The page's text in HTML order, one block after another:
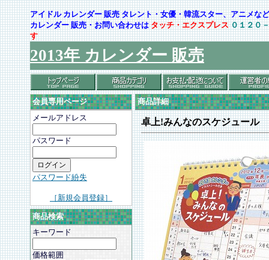
アイドル カレンダー 販売 タレント・女優・韓流スター、アニメ
カレンダー 販売・お問い合わせはタッチ・エクスプレス ０１２０
す
2013年 カレンダー 販売
会員専用ページ
メールアドレス
パスワード
パスワード紛失
［新規会員登録］
商品検索
キーワード
価格範囲
商品詳細
卓上!みんなのスケジュール